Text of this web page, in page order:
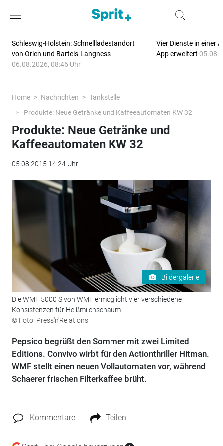
Schleswig-Holstein: Schnellladestandort
von Orlen und Bartels-Langness
06.08.2026, 08:46 Uhr
Vier Dienste in einer
App erweitert
Home Nachrichten
Tankstelle
Produkte: Neue Getränke und Kaffeeautomaten KW 32
Produkte: Neue Getränke und
Kaffeeautomaten KW 32
05.08.2015 14:24 Uhr
Bildergalerie
Die WMF 5000 S von WMF ermöglicht vier verschiedene
Konsistenzen für Heißmilchschaum.
© Foto: Press'n'Relations
Pepsico begrüßt den Sommer mit zwei Limited
Editions. Convivo wirbt für den Actionthriller Hitman.
WMF stellt einen neuen Vollautomaten vor, während
Schaerer frischen Filterkaffee brüht.
Kommentare Teilen